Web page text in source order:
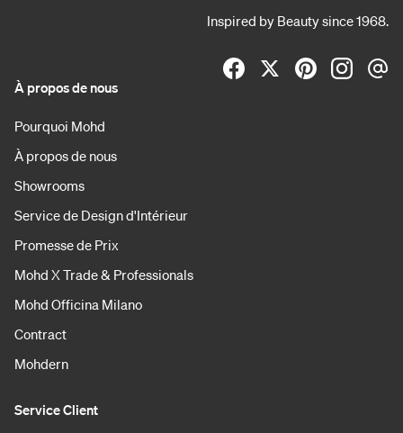
Inspired by Beauty since 1968.
À propos de nous
Pourquoi Mohd
À propos de nous
Showrooms
Service de Design d'Intérieur
Promesse de Prix
Mohd X Trade & Professionals
Mohd Officina Milano
Contract
Mohdern
Service Client